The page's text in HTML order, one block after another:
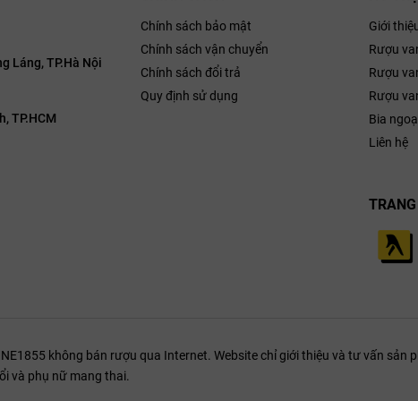
(nấm quý) thường xuyên xuất hiện, giúp tập trung lượng đường và acid
từ Clos Jebsal luôn mang trong mình sự đậm đà, cấu trúc chặt chẽ và
Láng, TP.Hà Nội
TP.HCM
Chính sách bảo mật
Chính sách vận chuyển
Chính sách đổi trả
Quy định sử dụng
Giới
Rượu
Rượu
Rượu
Bia
Liên hệ
không bán rượu qua Internet. Website chỉ giới thiệu và tư vấn
và phụ nữ mang thai.